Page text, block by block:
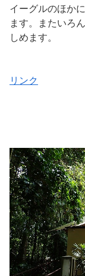
イーグルのほか
ます。またいろ
しめます。
リンク